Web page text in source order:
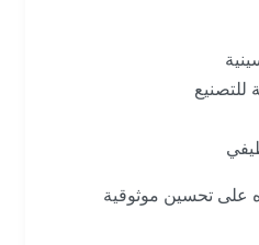
تحسين موثوقية